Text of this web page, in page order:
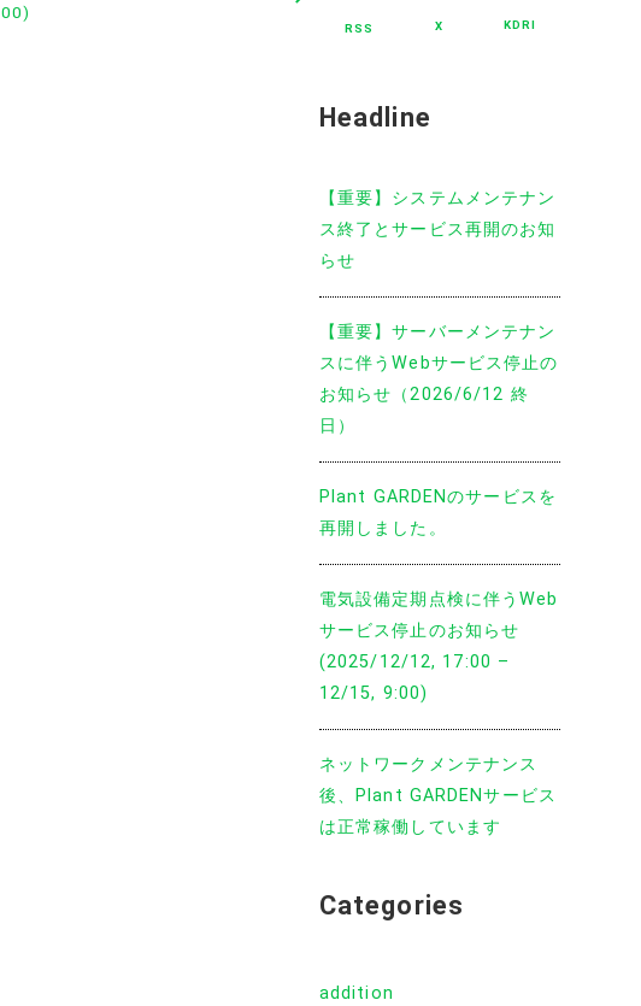
RSS X KDRI
Headline
【重要】システムメンテナン
ス終了とサービス再開のお知
らせ
【重要】サーバーメンテナン
スに伴うWebサービス停止の
お知らせ（2026/6/12 終
日）
Plant GARDENのサービスを
再開しました。
電気設備定期点検に伴うWeb
サービス停止のお知らせ
(2025/12/12, 17:00 –
12/15, 9:00)
ネットワークメンテナンス
後、Plant GARDENサービス
は正常稼働しています
Categories
addition